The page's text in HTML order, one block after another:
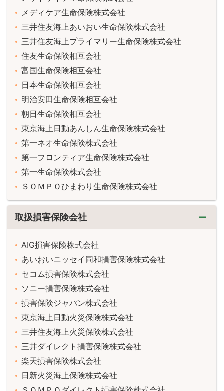
メディケア生命保険株式会社
三井住友海上あいおい生命保険株式会社
三井住友海上プライマリー生命保険株式会社
住友生命保険相互会社
富国生命保険相互会社
日本生命保険相互会社
明治安田生命保険相互会社
朝日生命保険相互会社
東京海上日動あんしん生命保険株式会社
第一ネオ生命保険株式会社
第一フロンティア生命保険株式会社
第一生命保険株式会社
ＳＯＭＰＯひまわり生命保険株式会社
取扱損害保険会社
AIG損害保険株式会社
あいおいニッセイ同和損害保険株式会社
セコム損害保険株式会社
ソニー損害保険株式会社
損害保険ジャパン株式会社
東京海上日動火災保険株式会社
三井住友海上火災保険株式会社
三井ダイレクト損害保険株式会社
楽天損害保険株式会社
日新火災海上保険株式会社